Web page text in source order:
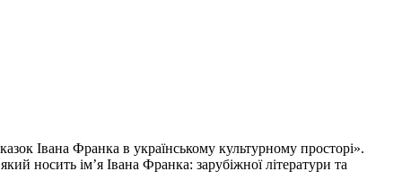
Івана Франка в українському культурному просторі».
носить ім’я Івана Франка: зарубіжної літератури та